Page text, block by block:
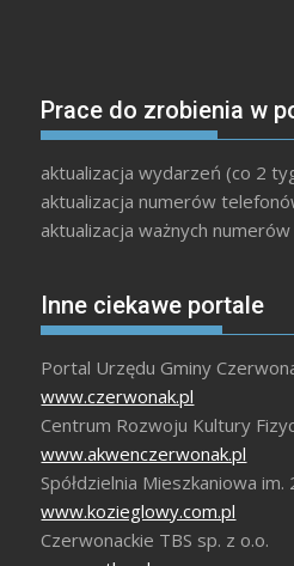
Prace do zrobienia w
aktualizacja wydarzeń (co 2
aktualizacja numerów
aktualizacja ważnych
Inne ciekawe portale
Portal Urzędu Gminy
www.czerwonak.pl
Centrum Rozwoju Kultury
www.akwenczerwonak.pl
Spółdzielnia Mieszkaniowa
www.kozieglowy.com.pl
Czerwonackie TBS sp. z o.o.